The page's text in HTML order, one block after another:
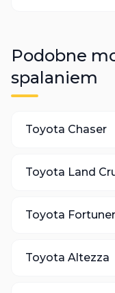
Podobne
spalaniem
Toyota Chaser
Toyota Land
Toyota Fortuner
Toyota Altezza